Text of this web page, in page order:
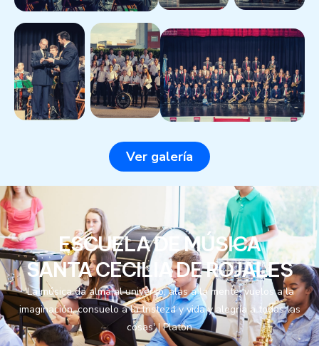
Ver galería
ESCUELA DE MÚSICA
SANTA CECILIA DE ROJALES
'La música da alma al universo, alas a la mente, vuelos a la
imaginación, consuelo a la tristeza y vida y alegría a todas las
cosas' | Platón